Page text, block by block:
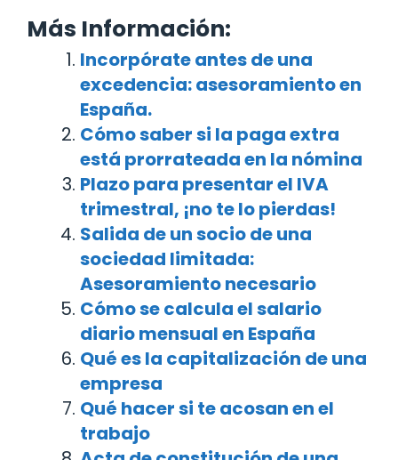
Más Información:
Incorpórate antes de una
excedencia: asesoramiento en
España.
Cómo saber si la paga extra
está prorrateada en la nómina
Plazo para presentar el IVA
trimestral, ¡no te lo pierdas!
Salida de un socio de una
sociedad limitada:
Asesoramiento necesario
Cómo se calcula el salario
diario mensual en España
Qué es la capitalización de una
empresa
Qué hacer si te acosan en el
trabajo